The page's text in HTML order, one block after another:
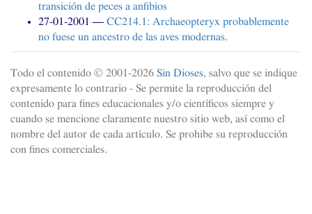
transición de peces a anfibios
27-01-2001
CC214.1: Archaeopteryx probablemente
no fuese un ancestro de las aves modernas.
Todo el contenido © 2001-2026 Sin Dioses, salvo que se indique
expresamente lo contrario - Se permite la reproducción del
contenido para fines educacionales y/o científicos siempre y
cuando se mencione claramente nuestro sitio web, así como el
nombre del autor de cada artículo. Se prohibe su reproducción
con fines comerciales.